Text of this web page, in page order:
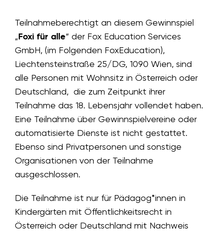
Teilnahmeberechtigt an diesem Gewinnspiel
„Foxi für alle“ der Fox Education Services
GmbH, (im Folgenden FoxEducation),
Liechtensteinstraße 25/DG, 1090 Wien, sind
alle Personen mit Wohnsitz in Österreich oder
Deutschland, die zum Zeitpunkt ihrer
Teilnahme das 18. Lebensjahr vollendet haben.
Eine Teilnahme über Gewinnspielvereine oder
automatisierte Dienste ist nicht gestattet.
Ebenso sind Privatpersonen und sonstige
Organisationen von der Teilnahme
ausgeschlossen.
Die Teilnahme ist nur für Pädagog*innen in
Kindergärten mit Öffentlichkeitsrecht in
Österreich oder Deutschland mit Nachweis